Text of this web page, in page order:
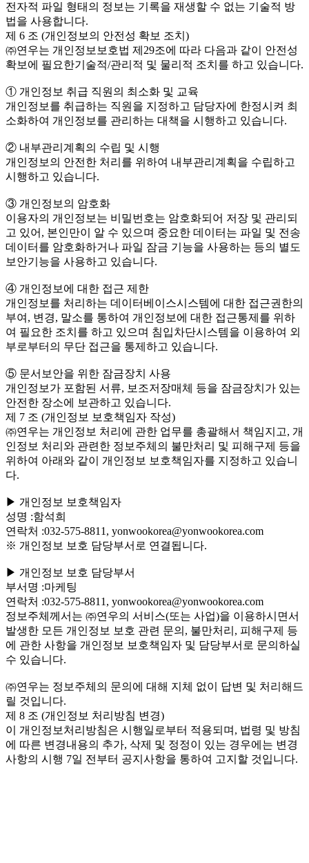
전자적 파일 형태의 정보는 기록을 재생할 수 없는 기술적 방
법을 사용합니다.
제 6 조 (개인정보의 안전성 확보 조치)
㈜연우는 개인정보보호법 제29조에 따라 다음과 같이 안전성
확보에 필요한기술적/관리적 및 물리적 조치를 하고 있습니다.
① 개인정보 취급 직원의 최소화 및 교육
개인정보를 취급하는 직원을 지정하고 담당자에 한정시켜 최
소화하여 개인정보를 관리하는 대책을 시행하고 있습니다.
② 내부관리계획의 수립 및 시행
개인정보의 안전한 처리를 위하여 내부관리계획을 수립하고
시행하고 있습니다.
③ 개인정보의 암호화
이용자의 개인정보는 비밀번호는 암호화되어 저장 및 관리되
고 있어, 본인만이 알 수 있으며 중요한 데이터는 파일 및 전송
데이터를 암호화하거나 파일 잠금 기능을 사용하는 등의 별도
보안기능을 사용하고 있습니다.
④ 개인정보에 대한 접근 제한
개인정보를 처리하는 데이터베이스시스템에 대한 접근권한의
부여, 변경, 말소를 통하여 개인정보에 대한 접근통제를 위하
여 필요한 조치를 하고 있으며 침입차단시스템을 이용하여 외
부로부터의 무단 접근을 통제하고 있습니다.
⑤ 문서보안을 위한 잠금장치 사용
개인정보가 포함된 서류, 보조저장매체 등을 잠금장치가 있는
안전한 장소에 보관하고 있습니다.
제 7 조 (개인정보 보호책임자 작성)
㈜연우는 개인정보 처리에 관한 업무를 총괄해서 책임지고, 개
인정보 처리와 관련한 정보주체의 불만처리 및 피해구제 등을
위하여 아래와 같이 개인정보 보호책임자를 지정하고 있습니
다.
▶ 개인정보 보호책임자
성명 :함석희
연락처 :032-575-8811, yonwookorea@yonwookorea.com
※ 개인정보 보호 담당부서로 연결됩니다.
▶ 개인정보 보호 담당부서
부서명 :마케팅
연락처 :032-575-8811, yonwookorea@yonwookorea.com
정보주체께서는 ㈜연우의 서비스(또는 사업)을 이용하시면서
발생한 모든 개인정보 보호 관련 문의, 불만처리, 피해구제 등
에 관한 사항을 개인정보 보호책임자 및 담당부서로 문의하실
수 있습니다.
㈜연우는 정보주체의 문의에 대해 지체 없이 답변 및 처리해드
릴 것입니다.
제 8 조 (개인정보 처리방침 변경)
이 개인정보처리방침은 시행일로부터 적용되며, 법령 및 방침
에 따른 변경내용의 추가, 삭제 및 정정이 있는 경우에는 변경
사항의 시행 7일 전부터 공지사항을 통하여 고지할 것입니다.